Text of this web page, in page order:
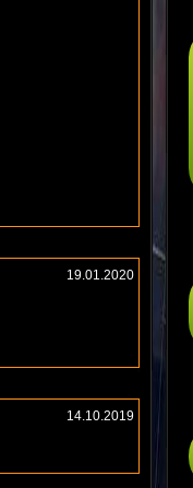
19.01.2020
14.10.2019